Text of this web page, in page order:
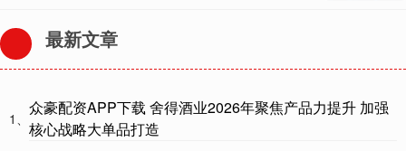
最新文章
1、
众豪配资APP下载 舍得酒业2026年聚焦产品力提升 加强
核心战略大单品打造